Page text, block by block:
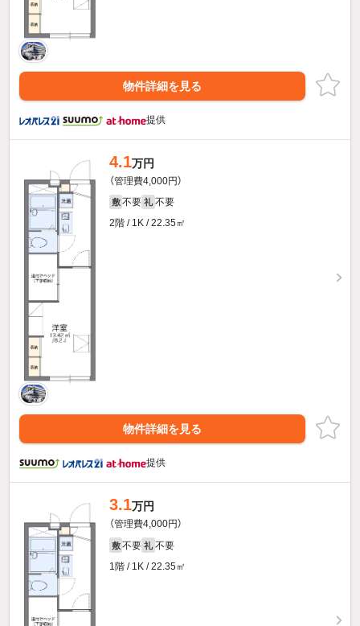
物件詳細を見る
提供
4.1万円
（管理費4,000円）
敷 不要 礼 不要
2階 / 1K / 22.35㎡
物件詳細を見る
提供
3.1万円
（管理費4,000円）
敷 不要 礼 不要
1階 / 1K / 22.35㎡